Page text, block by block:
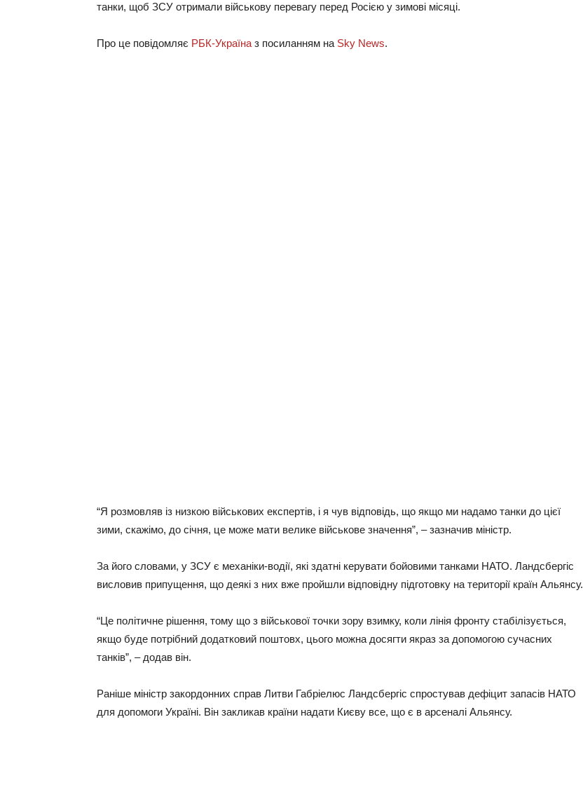
танки, щоб ЗСУ отримали військову перевагу перед Росією у зимові місяці.
Про це повідомляє РБК-Україна з посиланням на Sky News.
“Я розмовляв із низкою військових експертів, і я чув відповідь, що якщо ми надамо танки до цієї
зими, скажімо, до січня, це може мати велике військове значення”, – зазначив міністр.
За його словами, у ЗСУ є механіки-водії, які здатні керувати бойовими танками НАТО. Ландсбергіс
висловив припущення, що деякі з них вже пройшли відповідну підготовку на території країн Альянсу.
“Це політичне рішення, тому що з військової точки зору взимку, коли лінія фронту стабілізується,
якщо буде потрібний додатковий поштовх, цього можна досягти якраз за допомогою сучасних
танків”, – додав він.
Раніше міністр закордонних справ Литви Габріелюс Ландсбергіс спростував дефіцит запасів НАТО
для допомоги Україні. Він закликав країни надати Києву все, що є в арсеналі Альянсу.